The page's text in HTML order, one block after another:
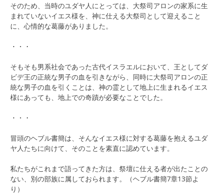
そのため、当時のユダヤ人にとっては、大祭司アロンの家系に生
まれていないイエス様を、神に仕える大祭司として迎えること
に、心情的な葛藤がありました。
・・・
そもそも男系社会であった古代イスラエルにおいて、王としてダ
ビデ王の正統な男子の血を引きながら、同時に大祭司アロンの正
統な男子の血を引くことは、神の霊として地上に生まれるイエス
様にあっても、地上での奇蹟が必要なことでした。
・・・
冒頭のヘブル書簡は、そんなイエス様に対する葛藤を抱えるユダ
ヤ人たちに向けて、そのことを素直に認めています。
私たちがこれまで語ってきた方は、祭壇に仕える者が出たことの
ない、別の部族に属しておられます。（ヘブル書簡7章13節よ
り）